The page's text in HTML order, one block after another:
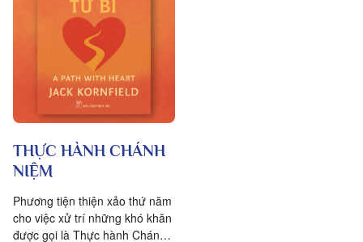
THỰC HÀNH CHÁNH
NIỆM
Phương tiện thiện xảo thứ năm
cho việc xử trí những khó khăn
được gọi là Thực hành Chánh